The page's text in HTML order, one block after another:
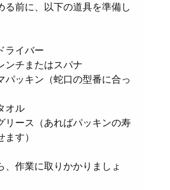
る前に、以下の道具を準備し
ライバー
ンチまたはスパナ
パッキン（蛇口の型番に合っ
オル
リース（あればパッキンの寿
す）
、作業に取りかかりましょ